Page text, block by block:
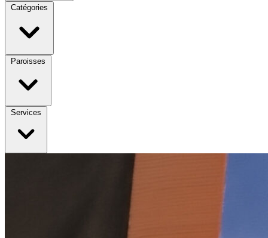
Catégories
Paroisses
Services